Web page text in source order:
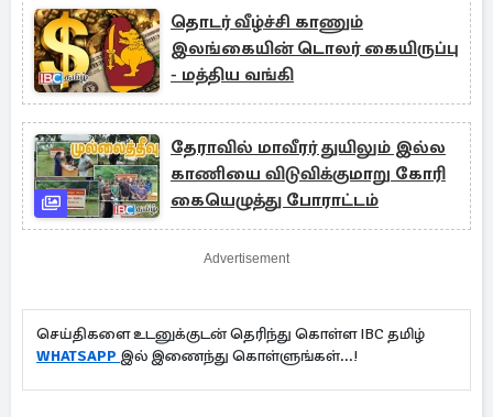
தொடர் வீழ்ச்சி காணும்
இலங்கையின் டொலர் கையிருப்பு
- மத்திய வங்கி
தேராவில் மாவீரர் துயிலும் இல்ல
காணியை விடுவிக்குமாறு கோரி
கையெழுத்து போராட்டம்
Advertisement
செய்திகளை உடனுக்குடன் தெரிந்து கொள்ள IBC தமிழ்
WHATSAPP இல் இணைந்து கொள்ளுங்கள்...!